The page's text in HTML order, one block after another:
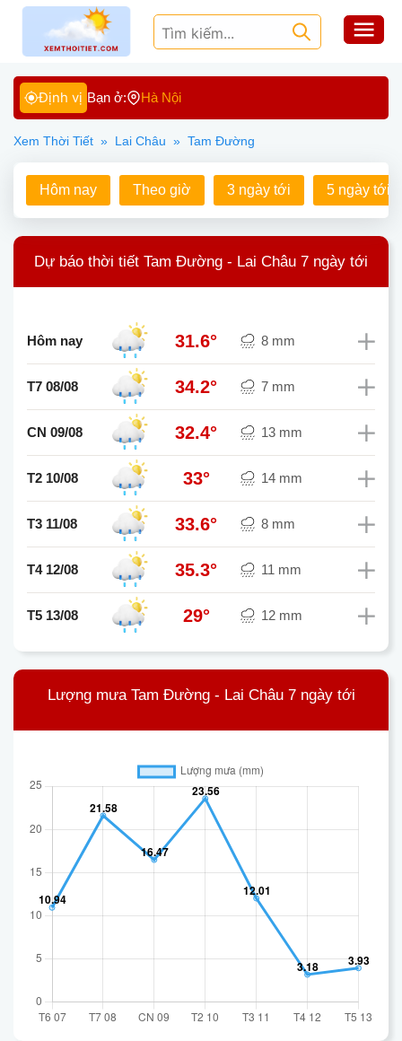
Định vị Bạn ở: Hà Nội
Xem Thời Tiết » Lai Châu » Tam Đường
Hôm nay Theo giờ 3 ngày tới 5 ngày tới
Dự báo thời tiết Tam Đường - Lai Châu 7 ngày tới
Hôm nay 31.6° 8 mm
T7 08/08 34.2° 7 mm
CN 09/08 32.4° 13 mm
T2 10/08 33° 14 mm
T3 11/08 33.6° 8 mm
T4 12/08 35.3° 11 mm
T5 13/08 29° 12 mm
Lượng mưa Tam Đường - Lai Châu 7 ngày tới